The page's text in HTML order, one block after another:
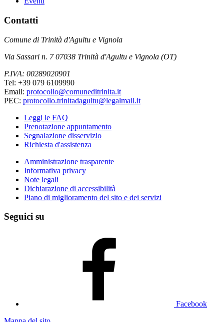
Contatti
Comune di Trinità d'Agultu e Vignola
Via Sassari n. 7 07038 Trinità d'Agultu e Vignola (OT)
P.IVA: 00289020901
Tel: +39 079 6109990
Email: protocollo@comuneditrinita.it
PEC: protocollo.trinitadagultu@legalmail.it
Leggi le FAQ
Prenotazione appuntamento
Segnalazione disservizio
Richiesta d'assistenza
Amministrazione trasparente
Informativa privacy
Note legali
Dichiarazione di accessibilità
Piano di miglioramento del sito e dei servizi
Seguici su
Facebook